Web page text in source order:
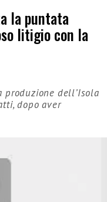
la puntata
litigio con la
produzione dell’Isola
dopo aver